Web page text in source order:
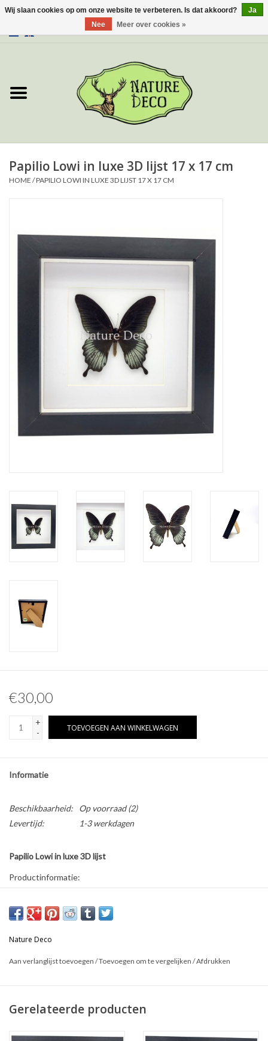
Over ons
Nieuw
Insecten
Prepareerbenodigdheden
Schedels & skeletten
Hoorns & Geweien
Pokémon
Papilio Lowi in luxe 3D lijst 17 x 17 cm
HOME /PAPILIO LOWI IN LUXE 3D LIJST 17 X 17 CM
€30,00
+
-
TOEVOEGEN AAN WINKELWAGEN
Informatie
Beschikbaarheid: Op voorraad(2)
Levertijd:
1-3 werkdagen
Papilio Lowi in luxe 3D lijst
Productinformatie:
* Kan zowel hangend als staand gebruikt worden
Dit is een natuurproduct, het geleverde product kan afwijken van
Nature Deco
Aan verlanglijst toevoegen /Toevoegen om te vergelijken /Afdrukken
Gerelateerde producten
Wij slaan cookies op om onze website te verbeteren. Is dat akkoord?
Ja
Nee
Meer over cookies »